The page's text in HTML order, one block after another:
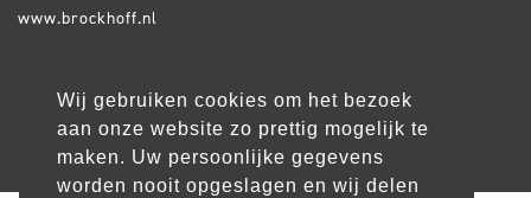
Wij gebruiken cookies om het bezoek
aan onze website zo prettig mogelijk te
maken. Uw persoonlijke gegevens
worden nooit opgeslagen en wij delen
www.brockhoff.nl
websiteincombinatie &wux © 2026